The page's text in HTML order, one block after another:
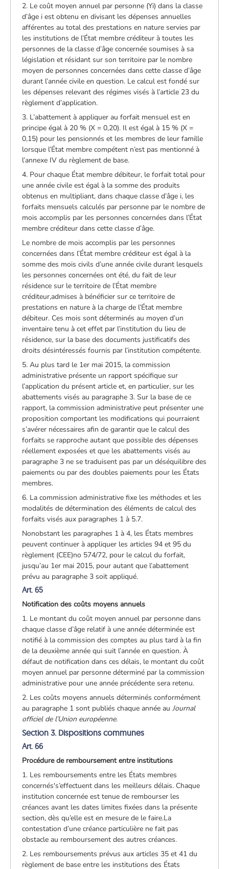
2. Le coût moyen annuel par personne (Yi) dans la classe
d’âge i est obtenu en divisant les dépenses annuelles
afférentes au total des prestations en nature servies par
les institutions de l’État membre créditeur à toutes les
personnes de la classe d’âge concernée soumises à sa
législation et résidant sur son territoire par le nombre
moyen de personnes concernées dans cette classe d’âge
durant l’année civile en question. Le calcul est fondé sur
les dépenses relevant des régimes visés à l’article 23 du
règlement d’application.
3. L’abattement à appliquer au forfait mensuel est en
principe égal à 20 % (X = 0,20). Il est égal à 15 % (X =
0,15) pour les pensionnés et les membres de leur famille
lorsque l’État membre compétent n’est pas mentionné à
l’annexe IV du règlement de base.
4. Pour chaque État membre débiteur, le forfait total pour
une année civile est égal à la somme des produits
obtenus en multipliant, dans chaque classe d’âge i, les
forfaits mensuels calculés par personne par le nombre de
mois accomplis par les personnes concernées dans l’État
membre créditeur dans cette classe d’âge.
Le nombre de mois accomplis par les personnes
concernées dans l’État membre créditeur est égal à la
somme des mois civils d’une année civile durant lesquels
les personnes concernées ont été, du fait de leur
résidence sur le territoire de l’État membre
créditeur,admises à bénéficier sur ce territoire de
prestations en nature à la charge de l’État membre
débiteur. Ces mois sont déterminés au moyen d’un
inventaire tenu à cet effet par l’institution du lieu de
résidence, sur la base des documents justificatifs des
droits désintéressés fournis par l’institution compétente.
5. Au plus tard le 1er mai 2015, la commission
administrative présente un rapport spécifique sur
l’application du présent article et, en particulier, sur les
abattements visés au paragraphe 3. Sur la base de ce
rapport, la commission administrative peut présenter une
proposition comportant les modifications qui pourraient
s’avérer nécessaires afin de garantir que le calcul des
forfaits se rapproche autant que possible des dépenses
réellement exposées et que les abattements visés au
paragraphe 3 ne se traduisent pas par un déséquilibre des
paiements ou par des doubles paiements pour les États
membres.
6. La commission administrative fixe les méthodes et les
modalités de détermination des éléments de calcul des
forfaits visés aux paragraphes 1 à 5.7.
Nonobstant les paragraphes 1 à 4, les États membres
peuvent continuer à appliquer les articles 94 et 95 du
règlement (CEE)no 574/72, pour le calcul du forfait,
jusqu’au 1er mai 2015, pour autant que l’abattement
prévu au paragraphe 3 soit appliqué.
Art. 65
Notification des coûts moyens annuels
1. Le montant du coût moyen annuel par personne dans
chaque classe d’âge relatif à une année déterminée est
notifié à la commission des comptes au plus tard à la fin
de la deuxième année qui suit l’année en question. À
défaut de notification dans ces délais, le montant du coût
moyen annuel par personne déterminé par la commission
administrative pour une année précédente sera retenu.
2. Les coûts moyens annuels déterminés conformément
au paragraphe 1 sont publiés chaque année au Journal
officiel de l’Union européenne.
Section 3. Dispositions communes
Art. 66
Procédure de remboursement entre institutions
1. Les remboursements entre les États membres
concernés's’effectuent dans les meilleurs délais. Chaque
institution concernée est tenue de rembourser les
créances avant les dates limites fixées dans la présente
section, dès qu’elle est en mesure de le faire.La
contestation d’une créance particulière ne fait pas
obstacle au remboursement des autres créances.
2. Les remboursements prévus aux articles 35 et 41 du
règlement de base entre les institutions des États